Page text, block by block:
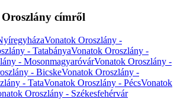
címről
Vonatok Oroszlány -
- TatabányaVonatok Oroszlány -
- MosonmagyaróvárVonatok Oroszlány -
- BicskeVonatok Oroszlány -
- TataVonatok Oroszlány - PécsVonatok
Oroszlány - Székesfehérvár